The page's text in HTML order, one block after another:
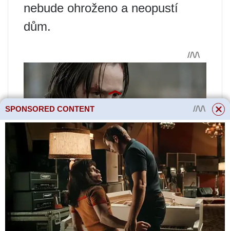
nebude ohroženo a neopustí
dům.
SPONSORED CONTENT